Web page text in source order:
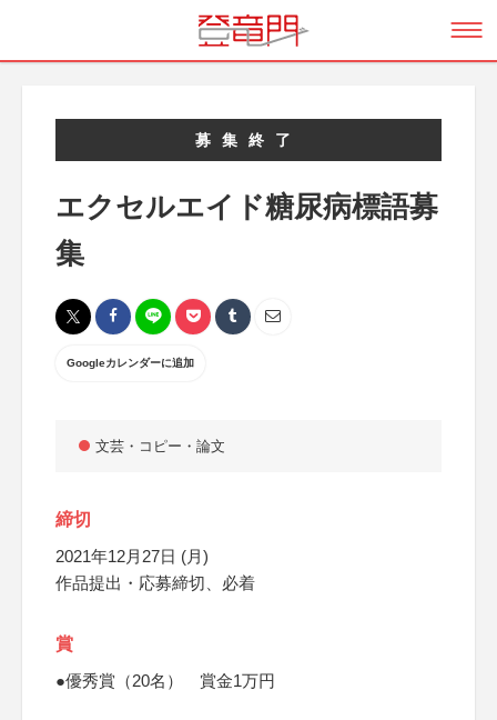
募集終了
エクセルエイド糖尿病標語募
集
Googleカレンダーに追加
文芸・コピー・論文
締切
2021年12月27日 (月)
作品提出・応募締切、必着
賞
●優秀賞（20名） 賞金1万円